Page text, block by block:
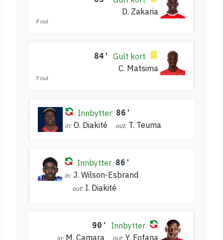
D. Zakaria
Foul
84'
Gult kort
C. Matsima
Foul
Innbytter 86'
in: O. Diakité out: T. Teuma
Innbytter 86'
in: J. Wilson-Esbrand
out: I. Diakité
90' Innbytter
in: M. Camara out: Y. Fofana